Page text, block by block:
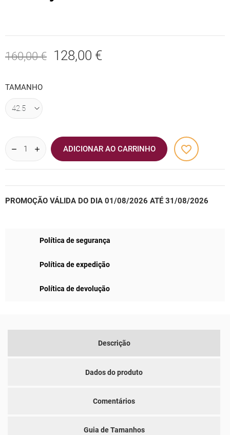
160,00 € 128,00 €
TAMANHO
ADICIONAR AO CARRINHO favorite_border
PROMOÇÃO VÁLIDA DO DIA 01/08/2026 ATÉ 31/08/2026
Política de segurança
Política de expedição
Política de devolução
Descrição
Dados do produto
Comentários
Guia de Tamanhos